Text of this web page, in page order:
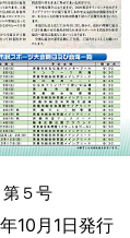
第５号
10月1日発行